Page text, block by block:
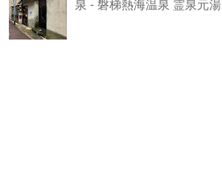
泉 - 磐梯熱海温泉 霊泉元湯